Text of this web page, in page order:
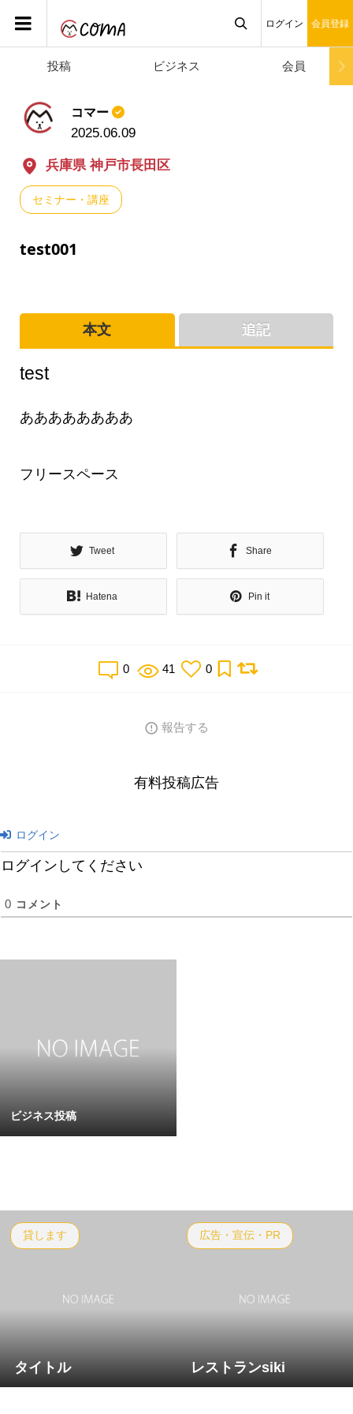
ログイン 会員登録
投稿 ビジネス 会員
コマー
2025.06.09
セミナー・講座
兵庫県 神戸市長田区
test001
本文
test
ああああああああ
フリースペース
追記
Tweet Share
Hatena Pin it
0 41 0
報告する
有料投稿広告
ログイン
ログインしてください
0 コメント
ビジネス投稿
貸します
タイトル
広告・宣伝・PR
レストランsiki